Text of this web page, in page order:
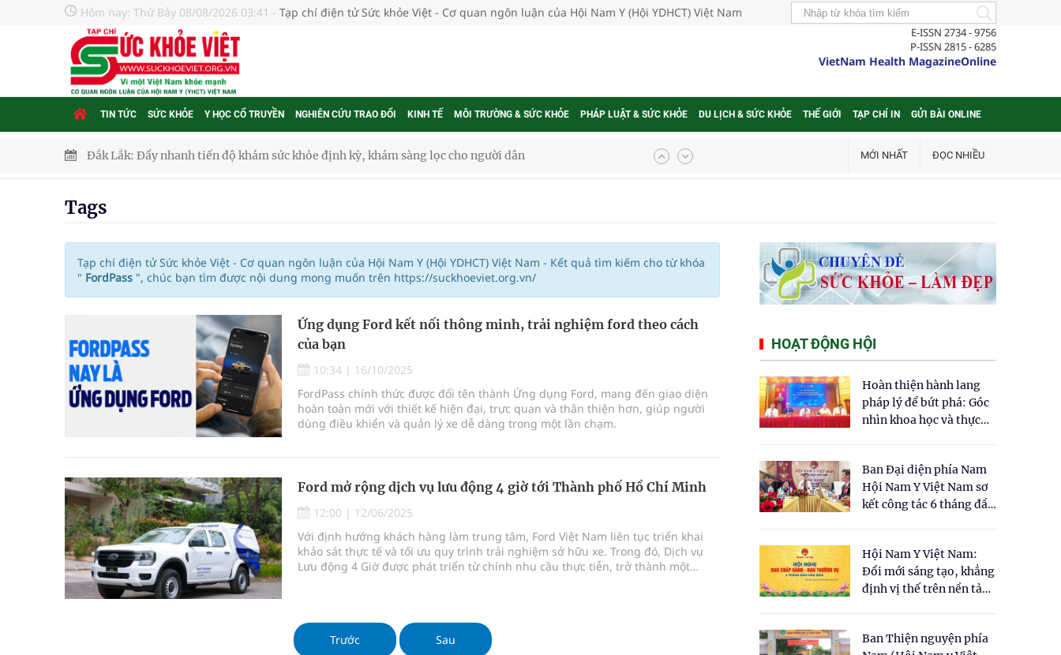
Hôm nay: Thứ Bảy 08/08/2026 03:41 - Tạp chí điện tử Sức khỏe Việt - Cơ quan ngôn luận của Hội Nam Y (Hội YDHCT) Việt Nam
E-ISSN 2734 - 9756
P-ISSN 2815 - 6285
VietNam Health MagazineOnline
TIN TỨC SỨC KHỎE Y HỌC CỔ TRUYỀN NGHIÊN CỨU TRAO ĐỔI KINH TẾ MÔI TRƯỜNG & SỨC KHỎE PHÁP LUẬT & SỨC KHỎE DU LỊCH & SỨC KHỎE THẾ GIỚI TẠP CHÍ IN GỬI BÀI ONLINE
Đắk Lắk: Đẩy nhanh tiến độ khám sức khỏe định kỳ, khám sàng lọc cho người dân
Nhiều lợi thế để nâng chất lượng y tế
Vương Thành Công: Khi việc học bắt đầu từ trải nghiệm thực tế
Chấn chỉnh hoạt động kinh doanh dược liệu
Súp lơ xanh mang đến hy vọng mới trong phòng ngừa ung thư
Tác Dụng Chống Kết Tập Tiểu Cầu Và Chống Đông Máu Của Các Loài Nhân Sâm (Panax Spp.): Tổng
Quan Bằng Chứng Dược Lý Và Cơ Chế Phân Tử
Dự báo thời tiết ngày 08/8/2026: Bắc Bộ nắng nóng, nhiệt độ cao nhất 35 độ
MỚI NHẤT ĐỌC NHIỀU
Tags
Tạp chí điện tử Sức khỏe Việt - Cơ quan ngôn luận của Hội Nam Y (Hội YDHCT) Việt Nam - Kết quả tìm kiếm cho từ khóa
" FordPass ", chúc bạn tìm được nội dung mong muốn trên https://suckhoeviet.org.vn/
Ứng dụng Ford kết nối thông minh, trải nghiệm ford theo cách
của bạn
10:34 | 16/10/2025
FordPass chính thức được đổi tên thành Ứng dụng Ford, mang đến giao diện
hoàn toàn mới với thiết kế hiện đại, trực quan và thân thiện hơn, giúp người
dùng điều khiển và quản lý xe dễ dàng trong một lần chạm.
Ford mở rộng dịch vụ lưu động 4 giờ tới Thành phố Hồ Chí Minh
12:00 | 12/06/2025
Với định hướng khách hàng làm trung tâm, Ford Việt Nam liên tục triển khai
khảo sát thực tế và tối ưu quy trình trải nghiệm sở hữu xe. Trong đó, Dịch vụ
Lưu động 4 Giờ được phát triển từ chính nhu cầu thực tiễn, trở thành một
Trước Sau
HOẠT ĐỘNG HỘI
Hoàn thiện hành lang
pháp lý để bứt phá: Góc
nhìn khoa học và thực
cho Luật Y dược cổ
truyền Việt Nam"
Ban Đại diện phía Nam
Hội Nam Y Việt Nam sơ
kết công tác 6 tháng đầu
Hội Nam Y Việt Nam:
Đổi mới sáng tạo, khẳng
định vị thế trên nền tảng
Ban Thiện nguyện phía